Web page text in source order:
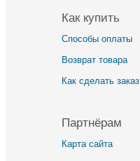
Как купить
Способы оплаты
Возврат товара
Как сделать заказ
Партнёрам
Карта сайта